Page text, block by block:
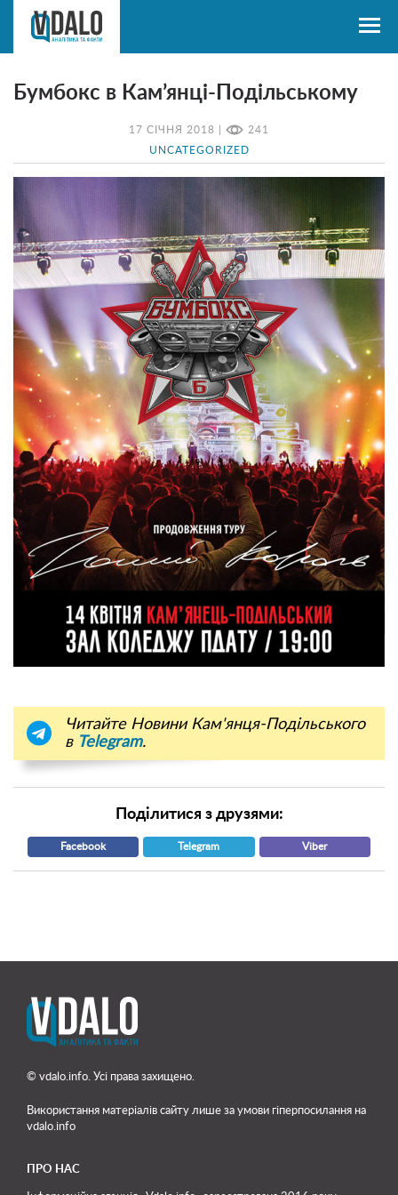
17 СІЧНЯ 2018 | 241
UNCATEGORIZED
Бумбокс в Кам’янці-Подільському
Читайте Новини Кам'янця-Подільського
в Telegram.
Поділитися з друзями:
Facebook Telegram Viber
© vdalo.info. Усі права захищено.
Використання матеріалів сайту лише за умови гіперпосилання на
vdalo.info
ПРО НАС